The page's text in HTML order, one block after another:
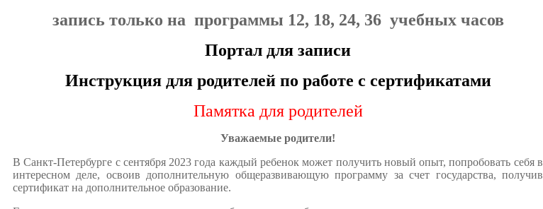
запись только на программы 12, 18, 24, 36 учебных часов
Портал для записи
Инструкция для родителей по работе с сертификатами
Памятка для родителей
Уважаемые родители!
В Санкт-Петербурге с сентября 2023 года каждый ребенок может получить новый опыт, попробовать себя в
интересном деле, освоив дополнительную общеразвивающую программу за счет государства, получив
сертификат на дополнительное образование.